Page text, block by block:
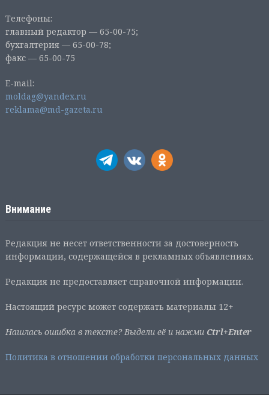
Телефоны:
главный редактор — 65-00-75;
бухгалтерия — 65-00-78;
факс — 65-00-75
E-mail:
moldag@yandex.ru
reklama@md-gazeta.ru
Внимание
Редакция не несет ответственности за достоверность
информации, содержащейся в рекламных объявлениях.
Редакция не предоставляет справочной информации.
Настоящий ресурс может содержать материалы 12+
Нашлась ошибка в тексте? Выдели её и нажми Ctrl+Enter
Политика в отношении обработки персональных данных